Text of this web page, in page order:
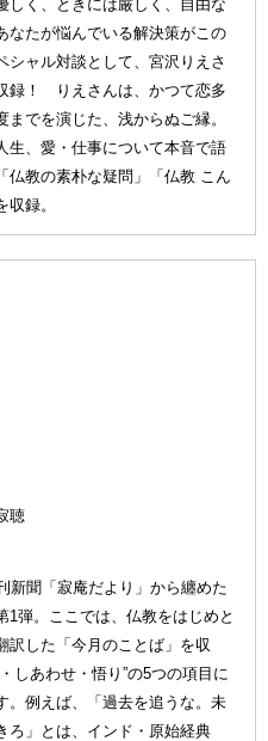
しく、ときには厳しく、自由な
なたが悩んでいる解決策がこの
シャル対談として、宮沢りえさ
録！ りえさんは、かつて恋多
でを演じた、浅からぬご縁。
生、愛・仕事について本音で語
仏教の素朴な疑問」「仏教 こん
録。
聴
新聞「寂庵だより」から纏めた
1弾。ここでは、仏教をはじめと
訳した「今月のことば」を収
しあわせ・悟り”の5つの項目に
。例えば、「過去を追うな。未
ろ」とは、インド・原始経典